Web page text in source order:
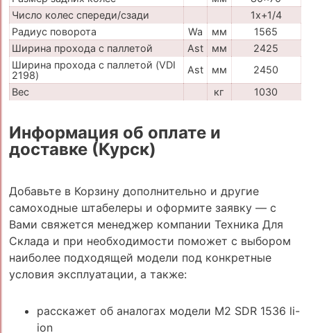
Число колес спереди/сзади
1x+1/4
Радиус поворота
Wa мм
1565
Ширина прохода с паллетой
Ast мм
2425
Ширина прохода с паллетой (VDI
2198)
Ast мм
2450
Вес
кг 1030
Информация об оплате и
доставке (Курск)
Добавьте в Корзину дополнительно и другие
самоходные штабелеры и оформите заявку — с
Вами свяжется менеджер компании Техника Для
Склада и при необходимости поможет с выбором
наиболее подходящей модели под конкретные
условия эксплуатации, а также:
расскажет об аналогах модели M2 SDR 1536 li-
ion